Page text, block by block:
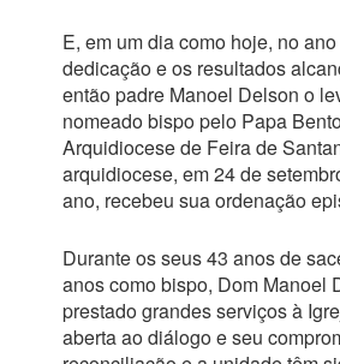
E, em um dia como hoje, no
dedicação e os resultados
então padre Manoel Delson o
nomeado bispo pelo Papa
Arquidiocese de Feira de
arquidiocese, em 24 de
ano, recebeu sua ordenação
Durante os seus 43 anos de
anos como bispo, Dom Manoel
prestado grandes serviços à
aberta ao diálogo e seu